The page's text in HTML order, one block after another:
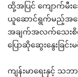
ထို့အပြင် ကျောက်မီ
ယူဆောင်ရွက်မည့်အက
အချက်အလက်သေးစိ
ပြောဆိုဆွေးနွေးခြ
ကျန်းမာရေးနှင့် သ